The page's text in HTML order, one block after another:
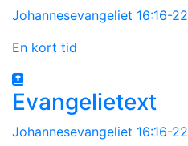
Johannesevangeliet 16:16-22
En kort tid
Evangelietext
Johannesevangeliet 16:16-22